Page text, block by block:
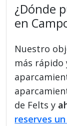
¿Dónde
en
Nuestro
más rápido
de Felts y
reserves